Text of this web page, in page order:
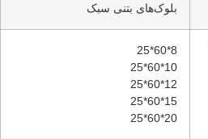
بلوک‌های بتنی سبک
8*60*25
10*60*25
12*60*25
15*60*25
20*60*25